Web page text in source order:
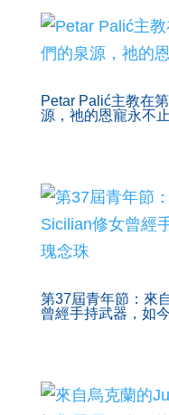
Petar Palić主教在
源，祂的恩寵永不
第37屆青年節：來
曾經手持武器，如